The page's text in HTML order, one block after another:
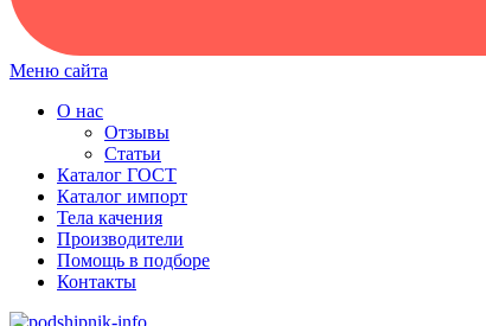
Меню сайта
О нас
Отзывы
Статьи
Каталог ГОСТ
Каталог импорт
Тела качения
Производители
Помощь в подборе
Контакты